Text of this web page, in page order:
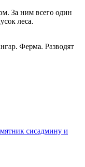
За ним всего один
леса.
Ферма. Разводят
сисадмину и